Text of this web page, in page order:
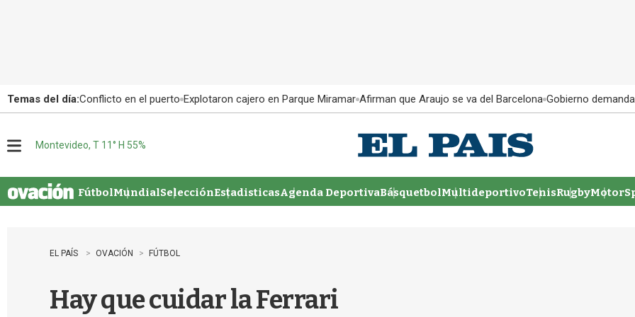
Temas del día:Conflicto en el puerto Explotaron cajero en Parque Miramar Afirman que Araujo se va del Barcelona Gobierno
u
Montevideo, T 11° H 55%
FútbolMundialSelecciónEstadisticasAgenda DeportivaBásquetbolMultideportivoTenisRugby
EL PAÍS OVACIÓN FÚTBOL
Hay que cuidar la Ferrari